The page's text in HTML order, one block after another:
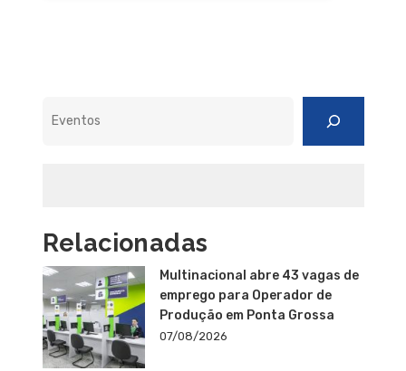
Relacionadas
Multinacional abre 43 vagas de
emprego para Operador de
Produção em Ponta Grossa
07/08/2026